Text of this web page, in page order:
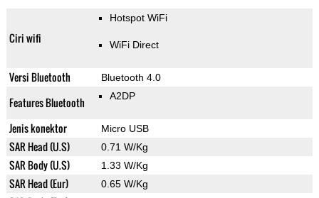
Ciri wifi
Hotspot WiFi
WiFi Direct
Versi Bluetooth Bluetooth 4.0
Features Bluetooth A2DP
Jenis konektor Micro USB
SAR Head (U.S) 0.71 W/Kg
SAR Body (U.S) 1.33 W/Kg
SAR Head (Eur) 0.65 W/Kg